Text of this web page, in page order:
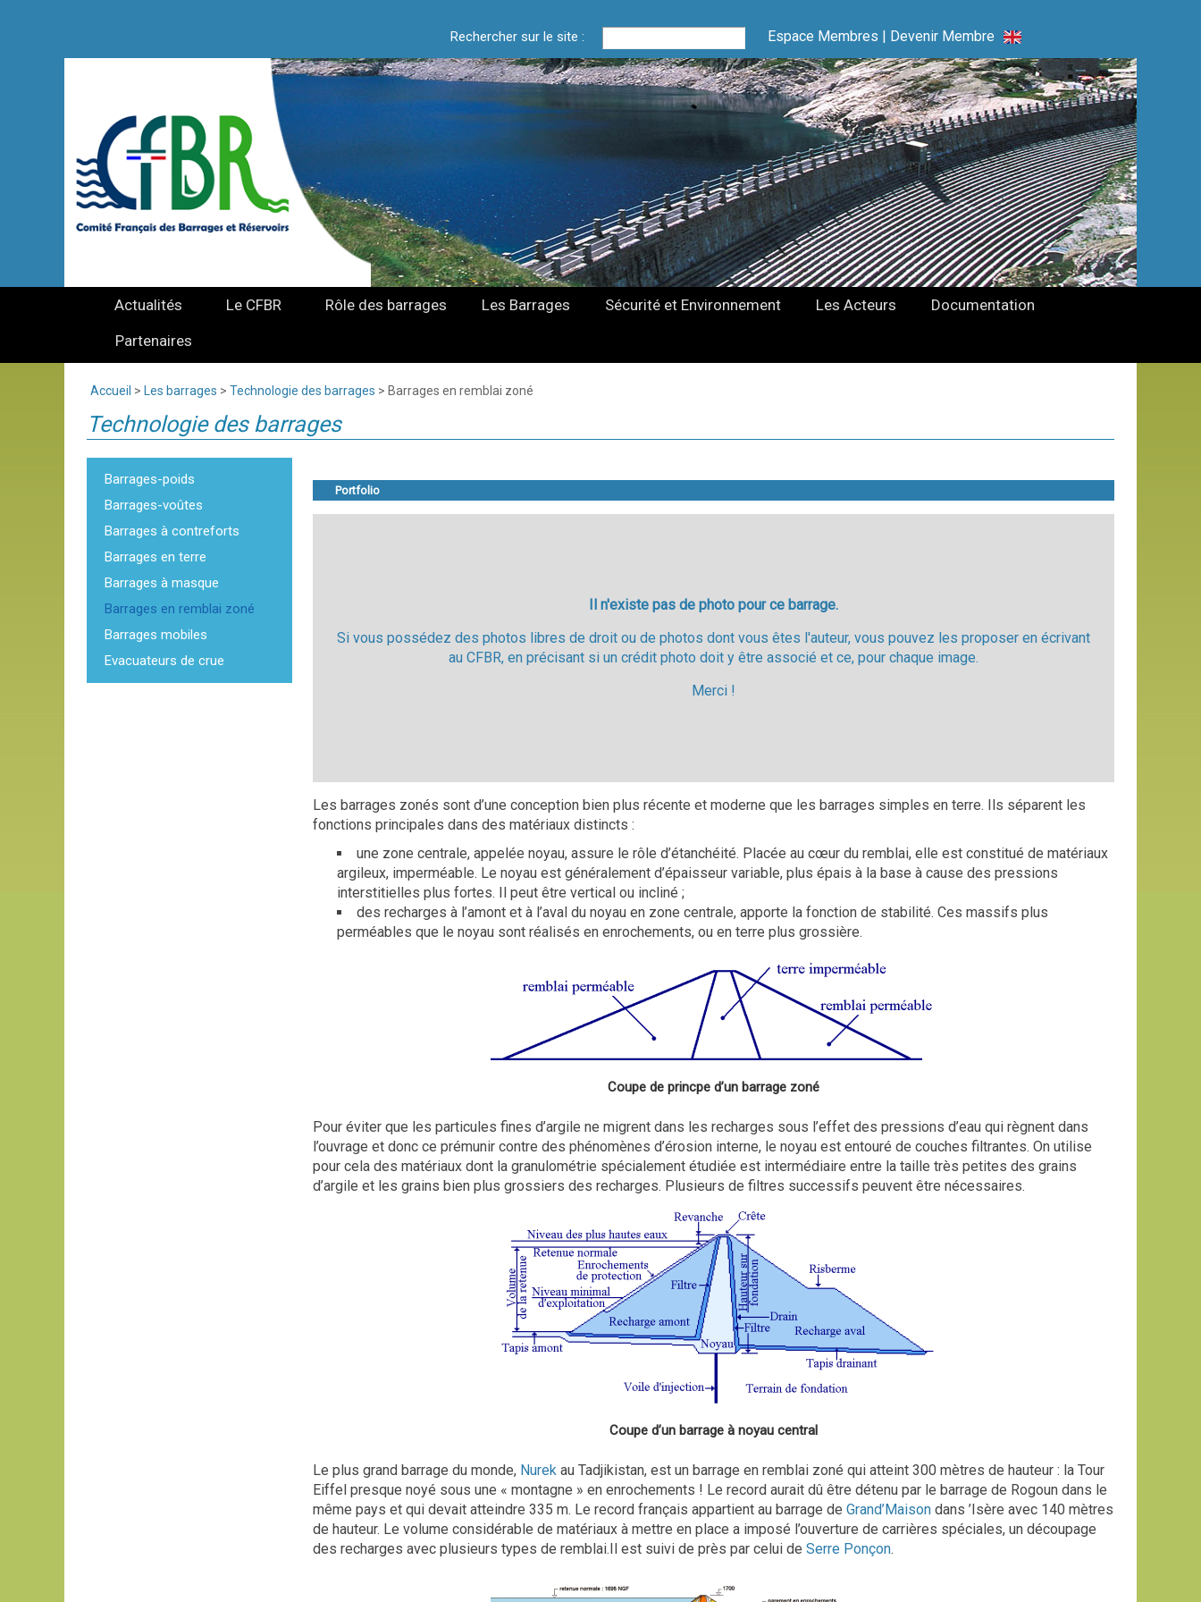
Rechercher sur le site : Espace Membres | Devenir Membre
Actualités Le CFBR Rôle des barrages Les Barrages Sécurité et Environnement Les Acteurs
Documentation
Partenaires
Accueil > Les barrages > Technologie des barrages > Barrages en remblai zoné
Technologie des barrages
Barrages-poids
Barrages-voûtes
Barrages à contreforts
Barrages en terre
Barrages à masque
Barrages en remblai zoné
Barrages mobiles
Evacuateurs de crue
Portfolio
Il n'existe pas de photo pour ce barrage.
Si vous possédez des photos libres de droit ou de photos dont vous êtes l'auteur, vous pouvez les proposer en écrivant
au CFBR, en précisant si un crédit photo doit y être associé et ce, pour chaque image.
Merci !
Les barrages zonés sont d’une conception bien plus récente et moderne que les barrages simples en terre. Ils séparent les
fonctions principales dans des matériaux distincts :
une zone centrale, appelée noyau, assure le rôle d’étanchéité. Placée au cœur du remblai, elle est constitué de matériaux
argileux, imperméable. Le noyau est généralement d’épaisseur variable, plus épais à la base à cause des pressions
interstitielles plus fortes. Il peut être vertical ou incliné ;
des recharges à l’amont et à l’aval du noyau en zone centrale, apporte la fonction de stabilité. Ces massifs plus
perméables que le noyau sont réalisés en enrochements, ou en terre plus grossière.
Coupe de princpe d’un barrage zoné
Pour éviter que les particules fines d’argile ne migrent dans les recharges sous l’effet des pressions d’eau qui règnent dans
l’ouvrage et donc ce prémunir contre des phénomènes d’érosion interne, le noyau est entouré de couches filtrantes. On utilise
pour cela des matériaux dont la granulométrie spécialement étudiée est intermédiaire entre la taille très petites des grains
d’argile et les grains bien plus grossiers des recharges. Plusieurs de filtres successifs peuvent être nécessaires.
Coupe d’un barrage à noyau central
Le plus grand barrage du monde, Nurek au Tadjikistan, est un barrage en remblai zoné qui atteint 300 mètres de hauteur : la Tour
Eiffel presque noyé sous une « montagne » en enrochements ! Le record aurait dû être détenu par le barrage de Rogoun dans le
même pays et qui devait atteindre 335 m. Le record français appartient au barrage de Grand’Maison dans ’Isère avec 140 mètres
de hauteur. Le volume considérable de matériaux à mettre en place a imposé l’ouverture de carrières spéciales, un découpage
des recharges avec plusieurs types de remblai.Il est suivi de près par celui de Serre Ponçon.